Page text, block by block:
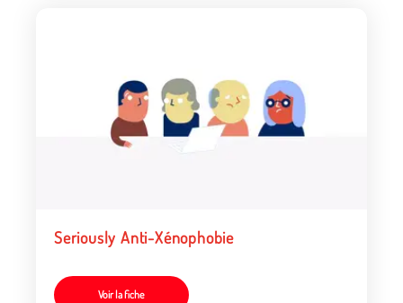
Seriously Anti-Xénophobie
Voir la fiche